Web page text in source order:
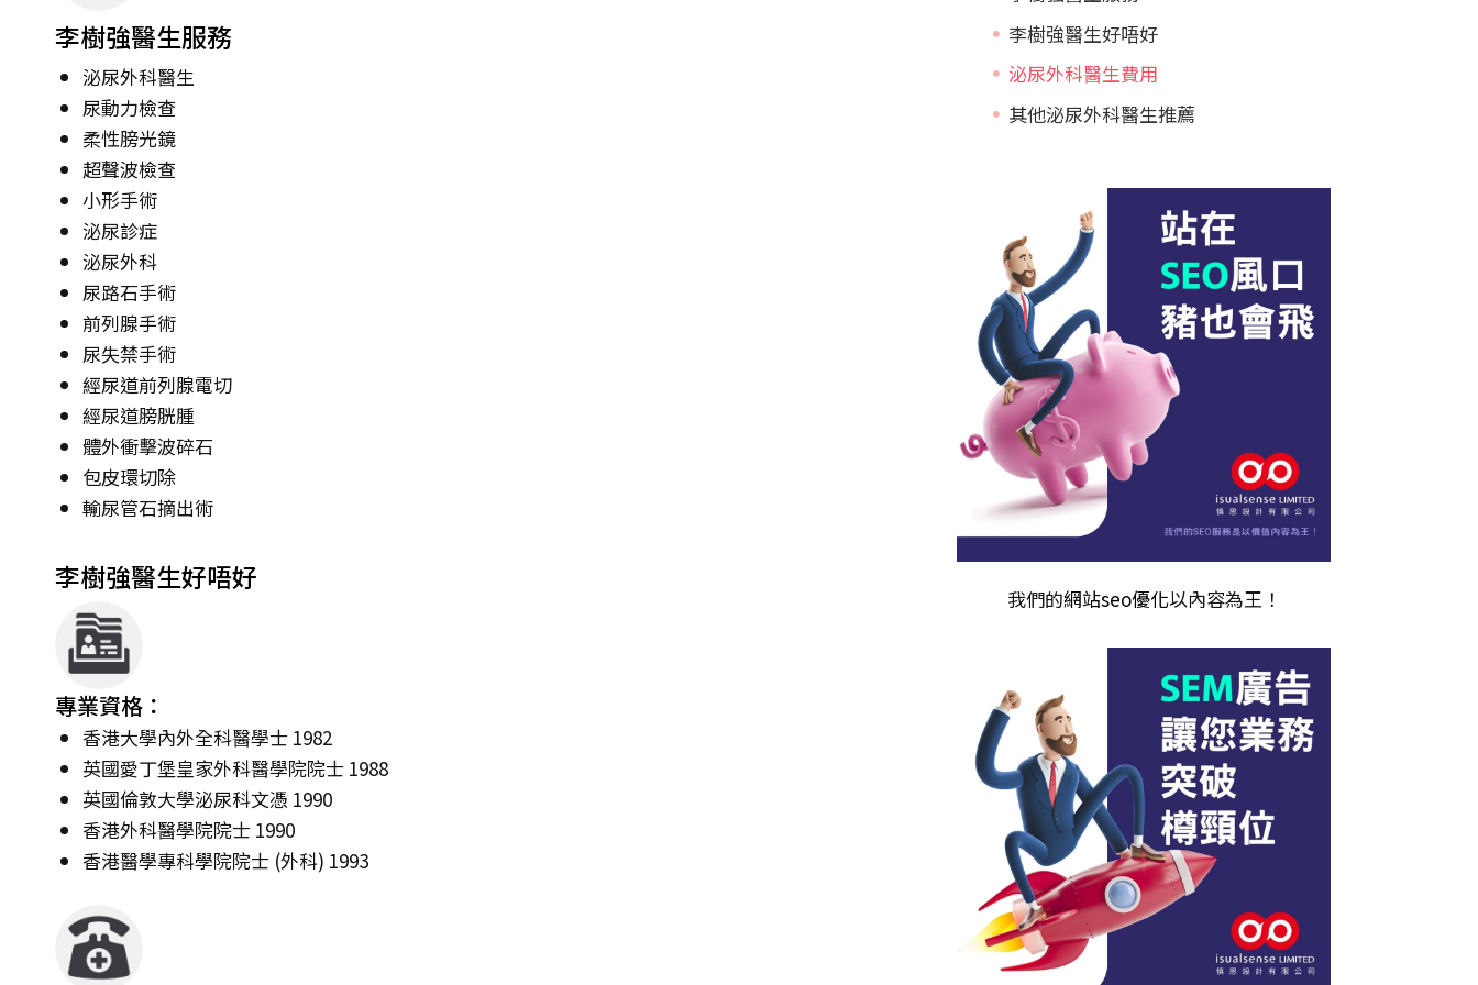
李樹強醫生服務
泌尿外科醫生
尿動力檢查
柔性膀光鏡
超聲波檢查
小形手術
泌尿診症
泌尿外科
尿路石手術
前列腺手術
尿失禁手術
經尿道前列腺電切
經尿道膀胱腫
體外衝擊波碎石
包皮環切除
輸尿管石摘出術
李樹強醫生好唔好
專業資格：
香港大學內外全科醫學士 1982
英國愛丁堡皇家外科醫學院院士 1988
英國倫敦大學泌尿科文憑 1990
香港外科醫學院院士 1990
香港醫學專科學院院士 (外科) 1993
李樹強醫生好唔好
泌尿外科醫生費用
其他泌尿外科醫生推薦
我們的網站seo優化以內容為王！